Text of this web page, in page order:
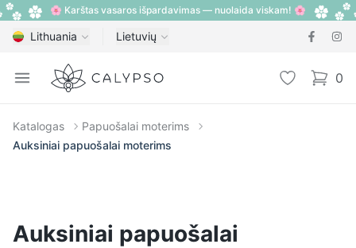
🌸 Karštas vasaros išpardavimas — nuolaida viskam! 🌸
Lithuania Lietuvių
Open menu
Calypso 0
items
Katalogas
Papuošalai moterims
Auksiniai papuošalai moterims
Auksiniai papuošalai